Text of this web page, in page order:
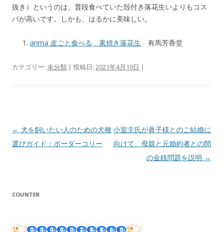
抜き）というのは、普段食べていた殻付き落花生いよりもコス
パが高いです。しかも、はるかに美味しい。
arima 皮ごと食べる 素焼き落花生 有馬芳香堂
カテゴリー: 未分類 | 投稿日: 2021年4月10日 |
投
稿
ー
ョ
← 犬を飼いたい人のための犬種
選びガイド：ボーダーコリー
小室圭氏が眞子様とのご結婚に
向けて、母親と元婚約者との間
の金銭問題を説明 →
COUNTER